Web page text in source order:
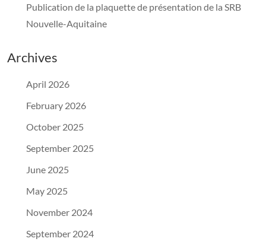
Publication de la plaquette de présentation de la SRB
Nouvelle-Aquitaine
Archives
April 2026
February 2026
October 2025
September 2025
June 2025
May 2025
November 2024
September 2024